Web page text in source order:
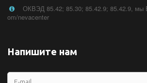
ОКВЭД 85.42; 85.30; 85.42.9; 85.42.9, мы
om/nevacenter
Напишите нам